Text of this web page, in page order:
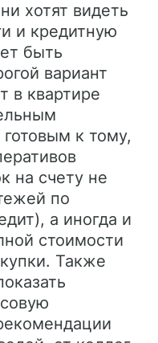
хотят видеть
и кредитную
быть
вариант
в квартире
к тому,
на счету не
по
а иногда и
стоимости
Также